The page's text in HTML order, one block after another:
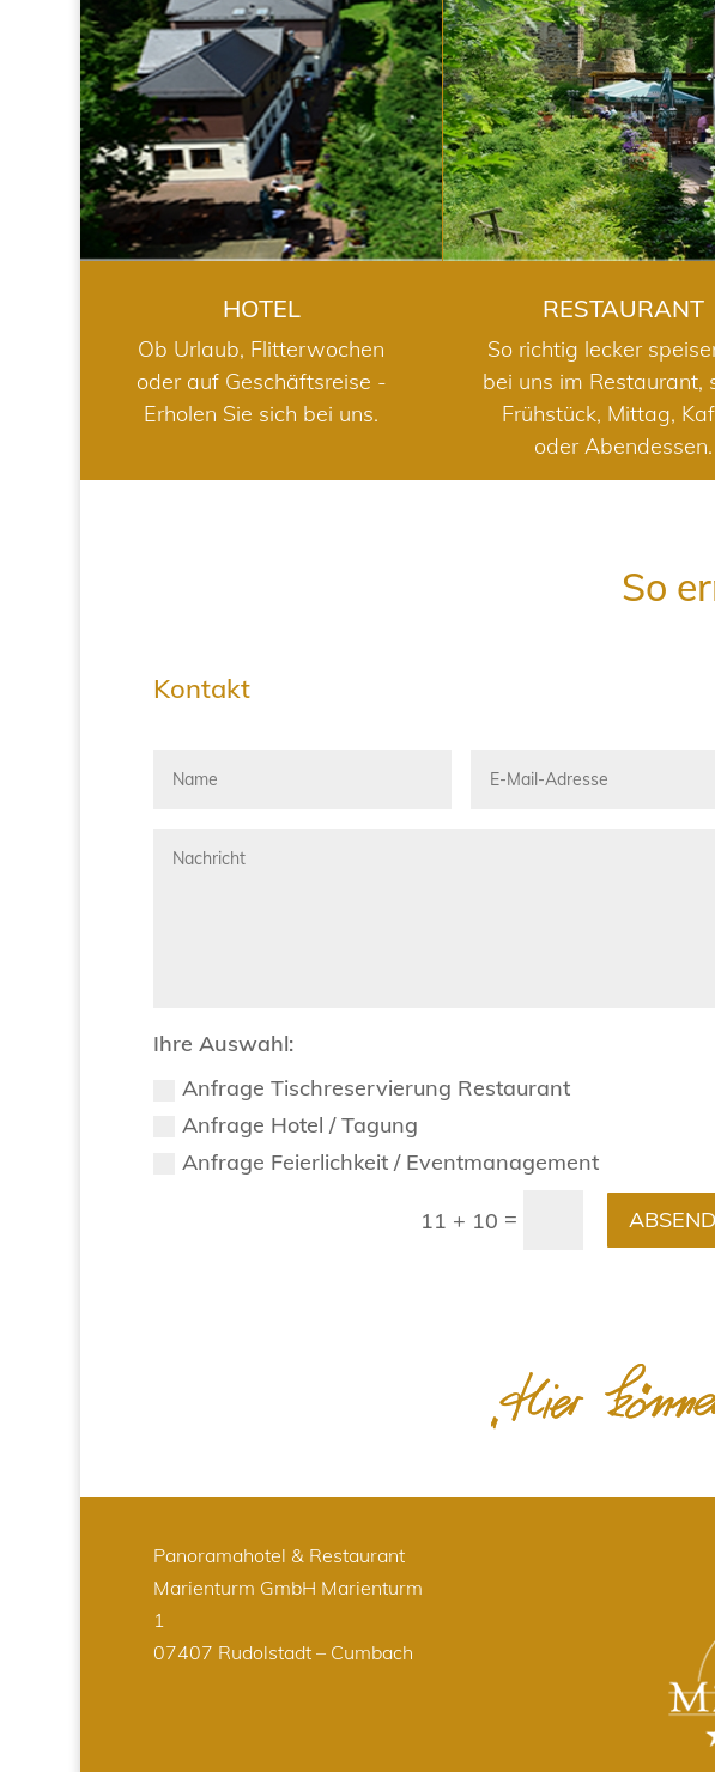
HOTEL
Ob Urlaub, Flitterwochen
oder auf Geschäftsreise -
Erholen Sie sich bei uns.
RESTAURANT
So richtig lecker
bei uns im Restaurant,
Frühstück, Mittag,
oder Abendessen.
So
Kontakt
Ihre Auswahl:
Anfrage Tischreservierung Restaurant
Anfrage Hotel / Tagung
Anfrage Feierlichkeit / Eventmanagement
11 + 10 =
Panoramahotel & Restaurant
Marienturm GmbH Marienturm
1
07407 Rudolstadt – Cumbach